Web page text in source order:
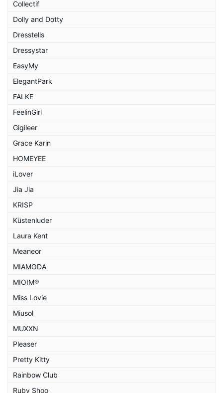
Collectif
Dolly and Dotty
Dresstells
Dressystar
EasyMy
ElegantPark
FALKE
FeelinGirl
Gigileer
Grace Karin
HOMEYEE
iLover
Jia Jia
KRISP
Küstenluder
Laura Kent
Meaneor
MIAMODA
MIOIM®
Miss Lovie
Miusol
MUXXN
Pleaser
Pretty Kitty
Rainbow Club
Ruby Shoo